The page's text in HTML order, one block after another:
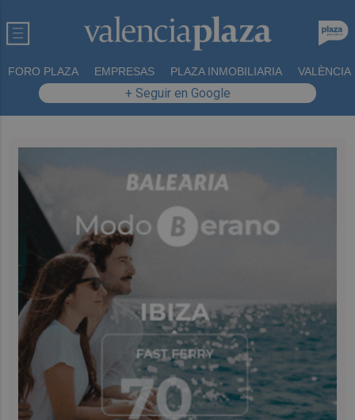
FORO PLAZA EMPRESAS PLAZA INMOBILIARIA VALÈNCIA
+ Seguir en Google